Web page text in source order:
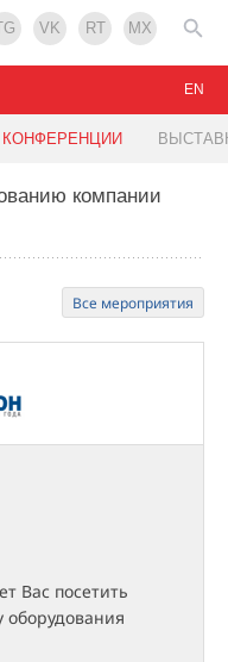
VK RT MX
EN
компании
Все мероприятия
Вас посетить